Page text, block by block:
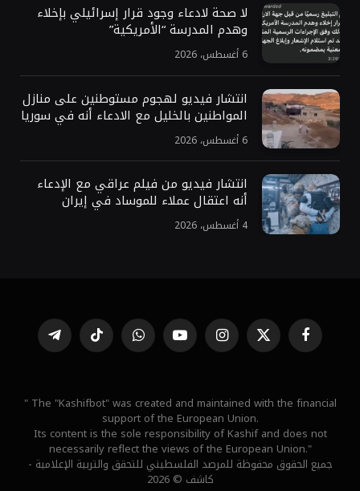
لا صحة لادعاء وجود قرار إسرائيلي بإخلاء
وهدم المدرسة “الأمريكية”
6 أغسطس، 2026
انتشار فيديو لهجوم مستوطنين على منازل
المواطنين بالخليل مع الادعاء أنه في سوريا
6 أغسطس، 2026
انتشار فيديو من فيلم عراقي مع الإدعاء
أنه اعتقال عملاء للموساد في إيران
4 أغسطس، 2026
فيسبوك X
(Twitter)
الانستغراميوتيوب واتساب تيكتوك تيلقرام
" The "Kashifbot" was created and maintained with the financial
support of the European Union.
Its content is the sole responsibility of Kashif and does not
necessarily reflect the views of the European Union."
جميع الحقوق محفوظة للمرصد الفلسطيني للتحقق والتربية الإعلامية -
كاشف © 2026